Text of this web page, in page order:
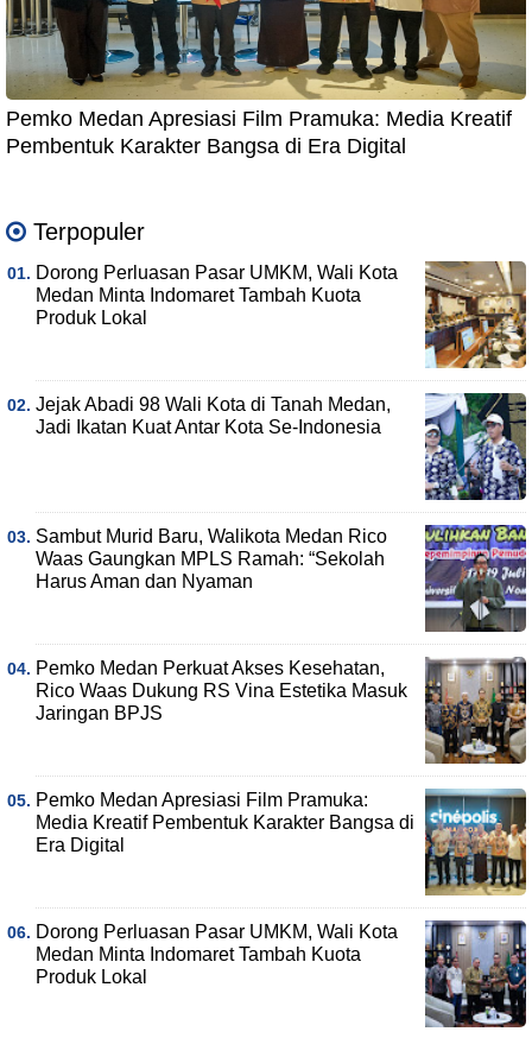
Pemko Medan Apresiasi Film Pramuka: Media Kreatif
Pembentuk Karakter Bangsa di Era Digital
Terpopuler
Dorong Perluasan Pasar UMKM, Wali Kota
Medan Minta Indomaret Tambah Kuota
Produk Lokal
Jejak Abadi 98 Wali Kota di Tanah Medan,
Jadi Ikatan Kuat Antar Kota Se-Indonesia
Sambut Murid Baru, Walikota Medan Rico
Waas Gaungkan MPLS Ramah: “Sekolah
Harus Aman dan Nyaman
Pemko Medan Perkuat Akses Kesehatan,
Rico Waas Dukung RS Vina Estetika Masuk
Jaringan BPJS
Pemko Medan Apresiasi Film Pramuka:
Media Kreatif Pembentuk Karakter Bangsa di
Era Digital
Dorong Perluasan Pasar UMKM, Wali Kota
Medan Minta Indomaret Tambah Kuota
Produk Lokal